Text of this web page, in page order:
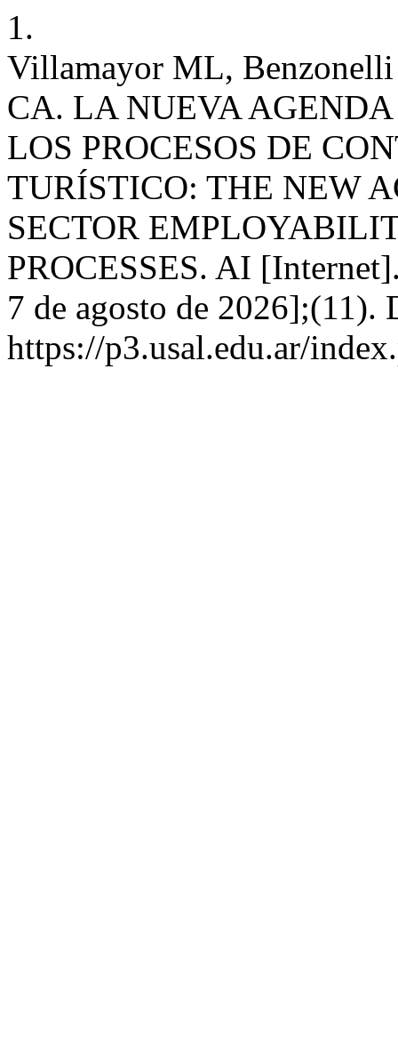
1.
Villamayor ML,
CA. LA NUEVA
LOS PROCESOS DE
TURÍSTICO: THE NEW
SECTOR
PROCESSES. AI
7 de agosto de 2026];(11).
https://p3.usal.edu.ar/